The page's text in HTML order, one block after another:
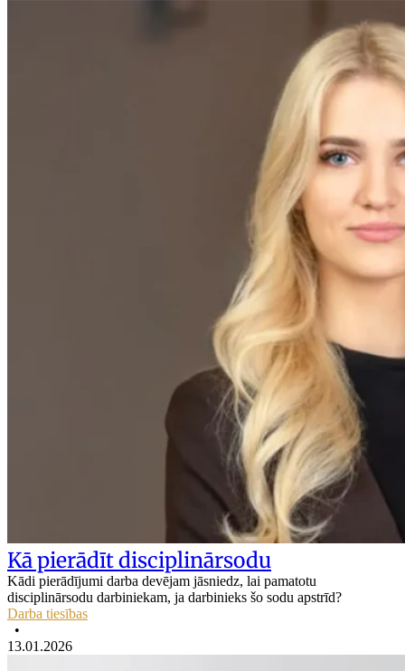
Kā pierādīt disciplinārsodu
Kādi pierādījumi darba devējam jāsniedz, lai pamatotu
disciplinārsodu darbiniekam, ja darbinieks šo sodu apstrīd?
Darba tiesības
•
13.01.2026